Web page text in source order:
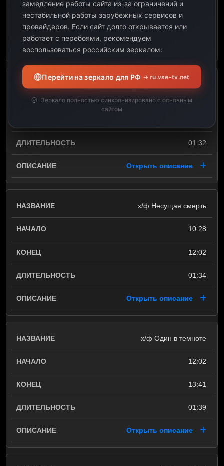
Открыть описание
01:32
Открыть описание
х/ф Несущая смерть
10:28
12:02
01:34
Открыть описание
х/ф Один в темноте
12:02
13:41
01:39
Открыть описание
замедление работы сайта из-за ограничений и
нестабильной работы зарубежных сервисов и
провайдеров. Если сайт долго открывается или
работает с перебоями, рекомендуем
воспользоваться российским зеркалом:
Перейти на зеркало для РФ → ru.vse-tv.net
Зеркало полностью синхронизировано с основным
сайтом